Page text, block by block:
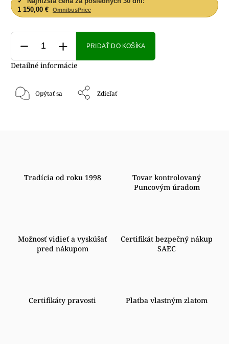
1 150,00 €
OmnibusPrice
PRIDAŤ DO KOŠÍKA
Detailné informácie
Opýtať sa Zdieľať
Tradícia od roku 1998
Tovar kontrolovaný
Puncovým úradom
Možnosť vidieť a vyskúšať
pred nákupom
Certifikát bezpečný nákup
SAEC
Certifikáty pravosti Platba vlastným zlatom